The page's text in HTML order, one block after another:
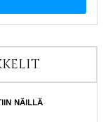
NÄILLÄ